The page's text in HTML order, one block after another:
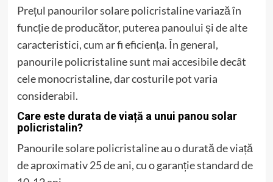
Prețul panourilor solare policristaline variază în
funcție de producător, puterea panoului și de alte
caracteristici, cum ar fi eficiența. În general,
panourile policristaline sunt mai accesibile decât
cele monocristaline, dar costurile pot varia
considerabil.
Care este durata de viață a unui panou solar
policristalin?
Panourile solare policristaline au o durată de viață
de aproximativ 25 de ani, cu o garanție standard de